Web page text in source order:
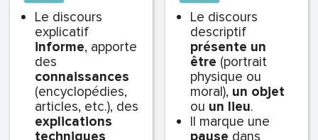
Le discours
explicatif
informe, apporte
des
connaissances
(encyclopédies,
articles, etc.), des
explications
techniques
Le discours
descriptif
présente un
être (portrait
physique ou
moral), un objet
ou un lieu.
Il marque une
pause dans